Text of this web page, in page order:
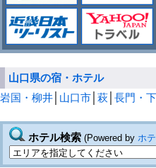
山口県の宿・ホテル
岩国・柳井
山口市 萩 長門・
ホテル検索(Powered by ホ